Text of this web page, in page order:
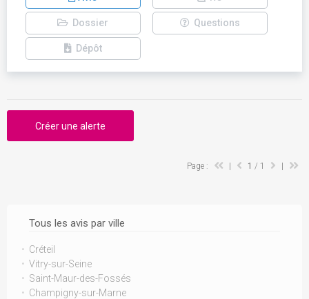
Tous les avis par ville
Créteil
Vitry-sur-Seine
Saint-Maur-des-Fossés
Champigny-sur-Marne
Dossier Questions
Dépôt
Créer une alerte
Page : 1 / 1